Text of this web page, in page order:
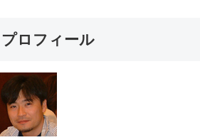
プロフィール